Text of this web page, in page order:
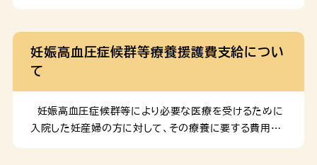
も・子育て施策にかかる総合的な企画調整、子ども総合
計画、子ども施策に関する広報等 こども健全育成課 子
ども・若者育成支援施策にかかる企画調整、青少年の非
行防止・健全育成に関すること、中央児童会館「あいく
る」、背振少年自然の家、海の中道青少年海の家及び科学
妊娠高血圧症候群等療養援護費支給につい
て
妊娠高血圧症候群等により必要な医療を受けるために
入院した妊産婦の方に対して、その療養に要する費用の